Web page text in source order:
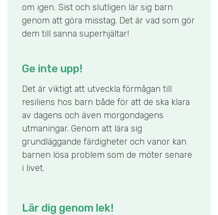
om igen. Sist och slutligen lär sig barn
genom att göra misstag. Det är vad som gör
dem till sanna superhjältar!
Ge inte upp!
Det är viktigt att utveckla förmågan till
resiliens hos barn både för att de ska klara
av dagens och även morgondagens
utmaningar. Genom att lära sig
grundläggande färdigheter och vanor kan
barnen lösa problem som de möter senare
i livet.
Lär dig genom lek!